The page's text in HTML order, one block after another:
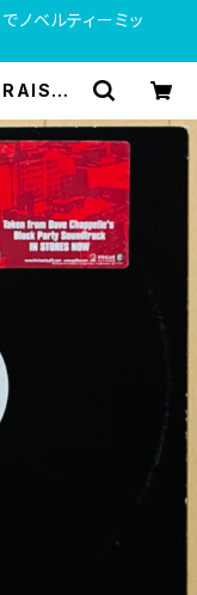
ベルティーミッ